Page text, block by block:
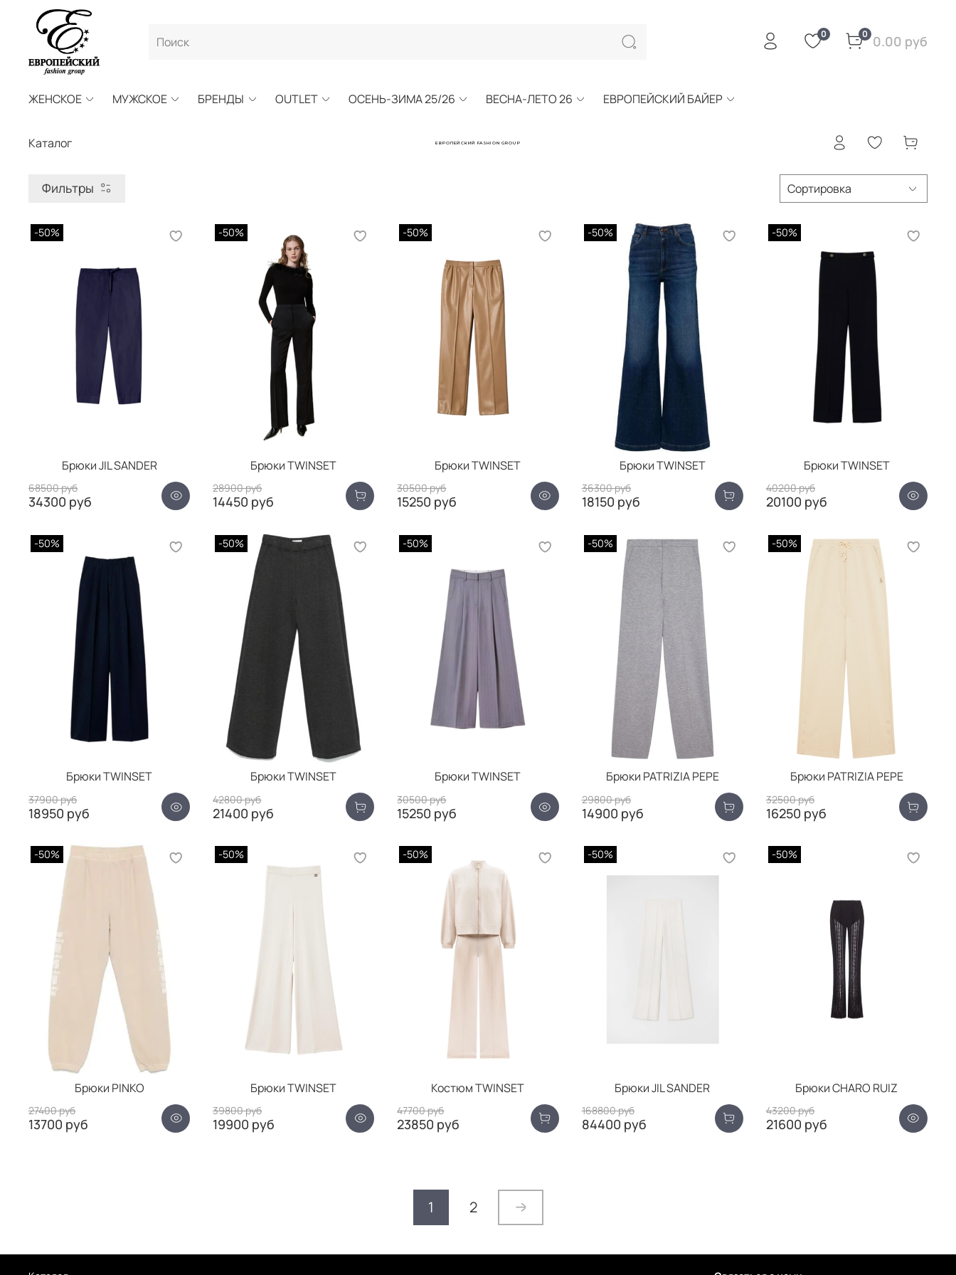
0 0 0.00 руб
ЖЕНСКОЕ МУЖСКОЕ БРЕНДЫ OUTLET ОСЕНЬ-ЗИМА 25/26 ВЕСНА-ЛЕТО 26 ЕВРОПЕЙСКИЙ БАЙЕР
ЕВРОПЕЙСКИЙ FASHION GROUP
Каталог
Фильтры
-50%
Брюки JIL SANDER
68500 руб
34300 руб
-50%
Брюки TWINSET
28900 руб
14450 руб
-50%
Брюки TWINSET
30500 руб
15250 руб
-50%
Брюки TWINSET
36300 руб
18150 руб
-50%
Брюки TWINSET
40200 руб
20100 руб
-50%
Брюки TWINSET
37900 руб
18950 руб
-50%
Брюки TWINSET
42800 руб
21400 руб
-50%
Брюки TWINSET
30500 руб
15250 руб
-50%
Брюки PATRIZIA PEPE
29800 руб
14900 руб
-50%
Брюки PATRIZIA PEPE
32500 руб
16250 руб
-50%
Брюки PINKO
27400 руб
13700 руб
-50%
Брюки TWINSET
39800 руб
19900 руб
-50%
Костюм TWINSET
47700 руб
23850 руб
-50%
Брюки JIL SANDER
168800 руб
84400 руб
-50%
Брюки CHARO RUIZ
43200 руб
21600 руб
1 2